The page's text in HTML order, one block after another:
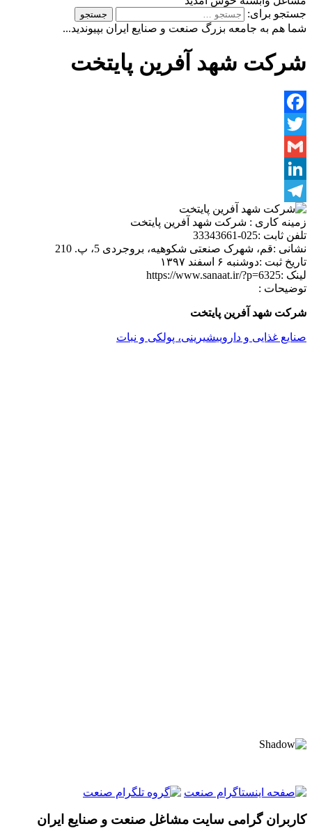
جستجو برای:
شما هم به جامعه بزرگ صنعت و صنایع ایران بپیوندید...
شرکت شهد آفرین پایتخت
Facebook
Twitter
Gmail
LinkedIn
Telegram
زمینه کاری : شرکت شهد آفرین پایتخت
تلفن ثابت :025-33343661
نشانی :قم، شهرک صنعتی شکوهیه، بروجردی 5، پ. 210
تاریخ ثبت :دوشنبه ۶ اسفند ۱۳۹۷
لینک :https://www.sanaat.ir/?p=6325
توضیحات :
شرکت شهد آفرین پایتخت
صنایع غذایی و داروییشیرینی، پولکی و نبات
کاربران گرامی سایت مشاغل صنعت و صنایع ایران